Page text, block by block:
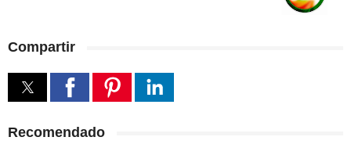
Compartir
Recomendado